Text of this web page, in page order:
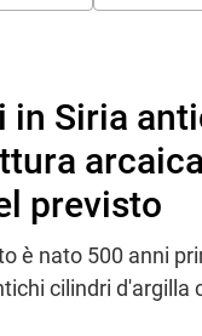
in Siria
previsto
è nato 500 anni
cilindri d'argilla